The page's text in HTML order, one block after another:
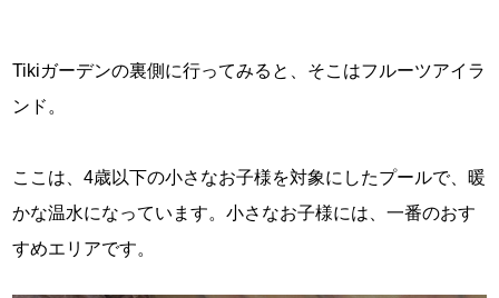
Tikiガーデンの裏側に行ってみると、そこはフルーツアイラ
ンド。
ここは、4歳以下の小さなお子様を対象にしたプールで、暖
かな温水になっています。小さなお子様には、一番のおす
すめエリアです。